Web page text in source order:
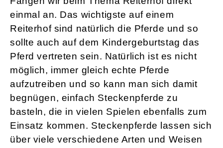
einmal an. Das wichtigste auf einem
Reiterhof sind natürlich die Pferde und so
sollte auch auf dem Kindergeburtstag das
Pferd vertreten sein. Natürlich ist es nicht
möglich, immer gleich echte Pferde
aufzutreiben und so kann man sich damit
begnügen, einfach Steckenpferde zu
basteln, die in vielen Spielen ebenfalls zum
Einsatz kommen. Steckenpferde lassen sich
über viele verschiedene Arten und Weisen